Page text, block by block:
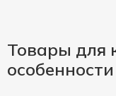
Товары для